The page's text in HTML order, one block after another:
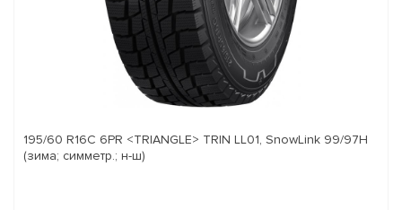
195/60 R16C 6PR <TRIANGLE> TRIN LL01, SnowLink 99/97H
(зима; симметр.; н-ш)